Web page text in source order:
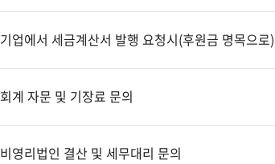
기업에서 세금계산서 발행 요청시(후원금 명목으로)
회계 자문 및 기장료 문의
비영리법인 결산 및 세무대리 문의